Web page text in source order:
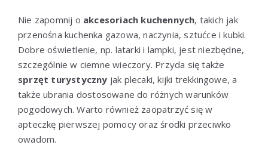
Nie zapomnij o akcesoriach kuchennych, takich jak
przenośna kuchenka gazowa, naczynia, sztućce i kubki.
Dobre oświetlenie, np. latarki i lampki, jest niezbędne,
szczególnie w ciemne wieczory. Przyda się także
sprzęt turystyczny jak plecaki, kijki trekkingowe, a
także ubrania dostosowane do różnych warunków
pogodowych. Warto również zaopatrzyć się w
apteczkę pierwszej pomocy oraz środki przeciwko
owadom.